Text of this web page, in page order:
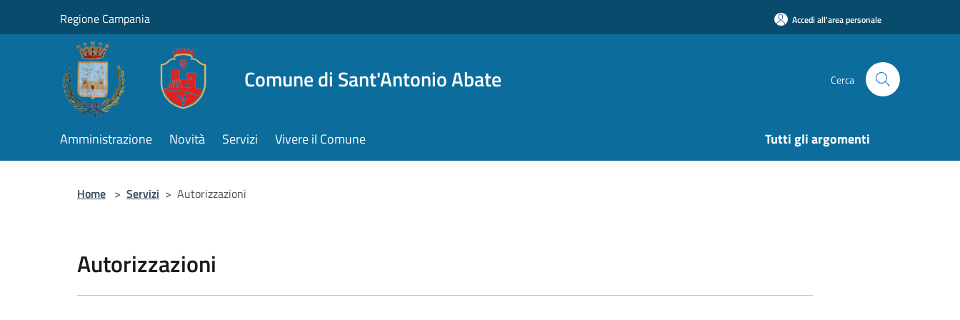
Regione Campania Accedi all'area personale
Comune di Sant'Antonio Abate Cerca
Amministrazione Novità Servizi Vivere il Comune Tutti gli argomenti
Home > Servizi > Autorizzazioni
Autorizzazioni